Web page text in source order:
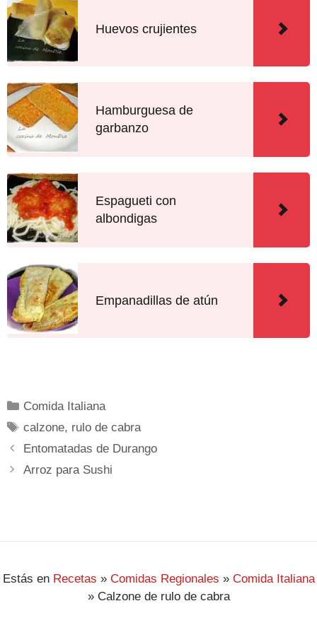
Huevos crujientes
Hamburguesa de
garbanzo
Espagueti con
albondigas
Empanadillas de atún
Comida Italiana
calzone, rulo de cabra
Entomatadas de Durango
Arroz para Sushi
Estás en Recetas » Comidas Regionales » Comida Italiana
» Calzone de rulo de cabra